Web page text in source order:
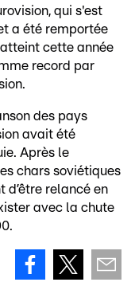
qui s'est
a été remportée
cette année
record par
des pays
avait été
Après le
chars soviétiques
d’être relancé en
avec la chute